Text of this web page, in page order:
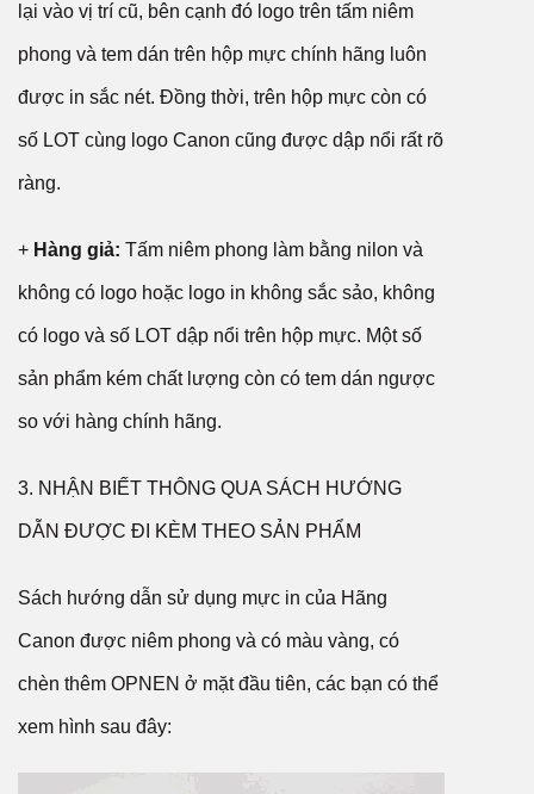
lại vào vị trí cũ, bên cạnh đó logo trên tấm niêm
phong và tem dán trên hộp mực chính hãng luôn
được in sắc nét. Đồng thời, trên hộp mực còn có
số LOT cùng logo Canon cũng được dập nổi rất rõ
ràng.
+ Hàng giả: Tấm niêm phong làm bằng nilon và
không có logo hoặc logo in không sắc sảo, không
có logo và số LOT dập nổi trên hộp mực. Một số
sản phẩm kém chất lượng còn có tem dán ngược
so với hàng chính hãng.
3. NHẬN BIẾT THÔNG QUA SÁCH HƯỚNG
DẪN ĐƯỢC ĐI KÈM THEO SẢN PHẨM
Sách hướng dẫn sử dụng mực in của Hãng
Canon được niêm phong và có màu vàng, có
chèn thêm OPNEN ở mặt đầu tiên, các bạn có thể
xem hình sau đây: